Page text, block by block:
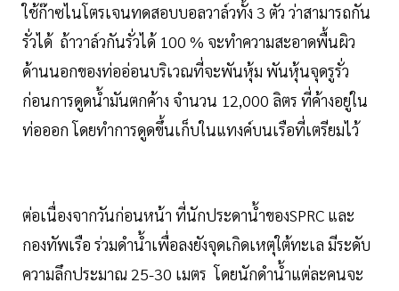
ใช้ก๊าซไนโตรเจนทดสอบบอลวาล์วทั้ง 3 ตัว ว่าสามารถกัน
รั่วได้ ถ้าวาล์วกันรั่วได้ 100 % จะทำความสะอาดพื้นผิว
ด้านนอกของท่ออ่อนบริเวณที่จะพันหุ้ม พันหุ้นจุดรูรั่ว
ก่อนการดูดน้ำมันตกค้าง จำนวน 12,000 ลิตร ที่ค้างอยู่ใน
ท่อออก โดยทำการดูดขึ้นเก็บในแทงค์บนเรือที่เตรียมไว้
ต่อเนื่องจากวันก่อนหน้า ที่นักประดาน้ำของSPRC และ
กองทัพเรือ ร่วมดำน้ำเพื่อลงยังจุดเกิดเหตุใต้ทะเล มีระดับ
ความลึกประมาณ 25-30 เมตร โดยนักดำน้ำแต่ละคนจะ